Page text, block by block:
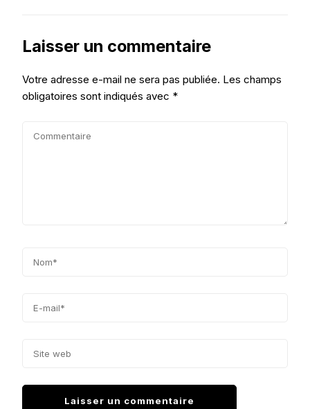
Laisser un commentaire
Votre adresse e-mail ne sera pas publiée. Les champs
obligatoires sont indiqués avec *